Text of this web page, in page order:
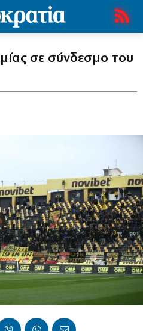
σε σύνδεσμο του